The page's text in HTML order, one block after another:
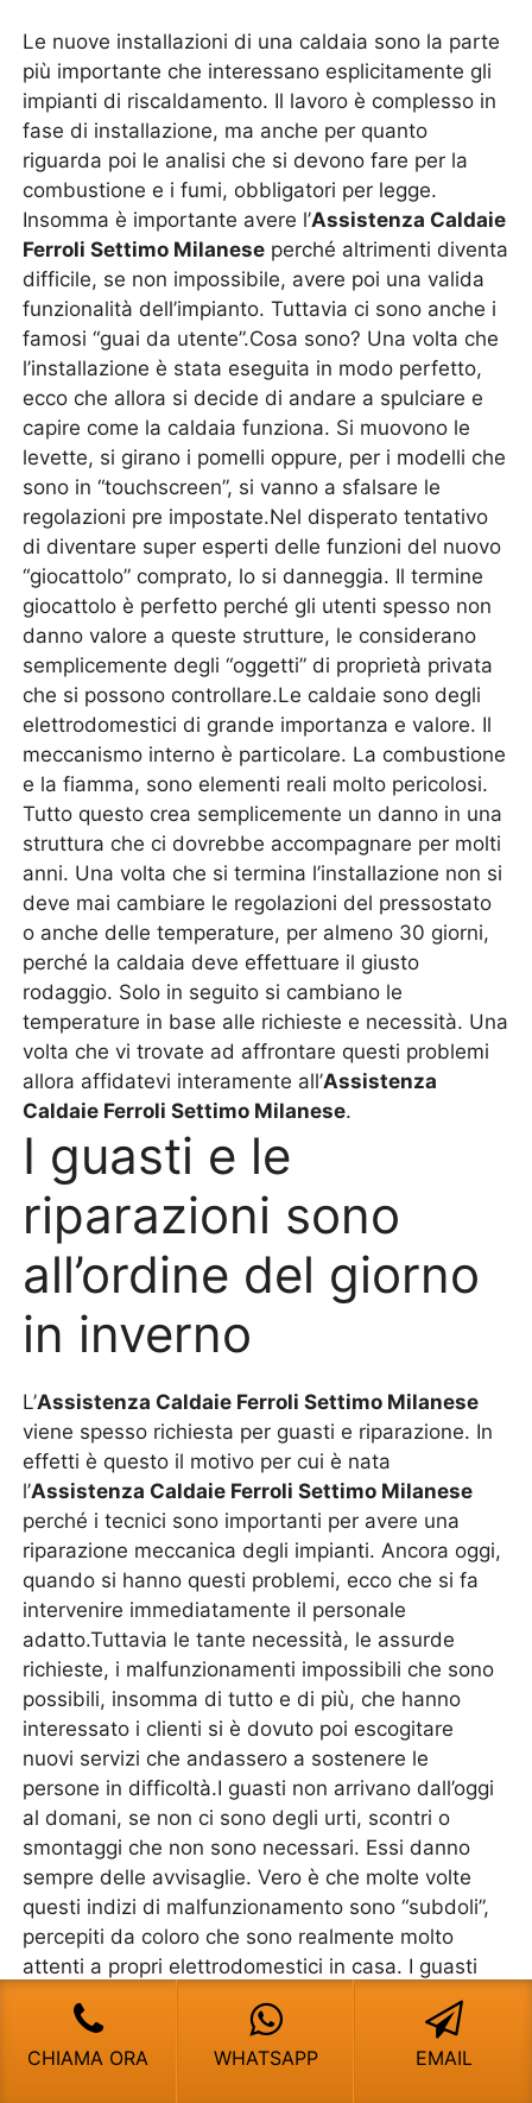
Le nuove installazioni di una caldaia sono la parte
più importante che interessano esplicitamente gli
impianti di riscaldamento. Il lavoro è complesso in
fase di installazione, ma anche per quanto
riguarda poi le analisi che si devono fare per la
combustione e i fumi, obbligatori per legge.
Insomma è importante avere l’Assistenza Caldaie
Ferroli Settimo Milanese perché altrimenti diventa
difficile, se non impossibile, avere poi una valida
funzionalità dell’impianto. Tuttavia ci sono anche i
famosi “guai da utente”.Cosa sono? Una volta che
l’installazione è stata eseguita in modo perfetto,
ecco che allora si decide di andare a spulciare e
capire come la caldaia funziona. Si muovono le
levette, si girano i pomelli oppure, per i modelli che
sono in “touchscreen”, si vanno a sfalsare le
regolazioni pre impostate.Nel disperato tentativo
di diventare super esperti delle funzioni del nuovo
“giocattolo” comprato, lo si danneggia. Il termine
giocattolo è perfetto perché gli utenti spesso non
danno valore a queste strutture, le considerano
semplicemente degli “oggetti” di proprietà privata
che si possono controllare.Le caldaie sono degli
elettrodomestici di grande importanza e valore. Il
meccanismo interno è particolare. La combustione
e la fiamma, sono elementi reali molto pericolosi.
Tutto questo crea semplicemente un danno in una
struttura che ci dovrebbe accompagnare per molti
anni. Una volta che si termina l’installazione non si
deve mai cambiare le regolazioni del pressostato
o anche delle temperature, per almeno 30 giorni,
perché la caldaia deve effettuare il giusto
rodaggio. Solo in seguito si cambiano le
temperature in base alle richieste e necessità. Una
volta che vi trovate ad affrontare questi problemi
allora affidatevi interamente all’Assistenza
Caldaie Ferroli Settimo Milanese.
I guasti e le
riparazioni sono
all’ordine del giorno
in inverno
L’Assistenza Caldaie Ferroli Settimo Milanese
viene spesso richiesta per guasti e riparazione. In
effetti è questo il motivo per cui è nata
l’Assistenza Caldaie Ferroli Settimo Milanese
perché i tecnici sono importanti per avere una
riparazione meccanica degli impianti. Ancora oggi,
quando si hanno questi problemi, ecco che si fa
intervenire immediatamente il personale
adatto.Tuttavia le tante necessità, le assurde
richieste, i malfunzionamenti impossibili che sono
possibili, insomma di tutto e di più, che hanno
interessato i clienti si è dovuto poi escogitare
nuovi servizi che andassero a sostenere le
persone in difficoltà.I guasti non arrivano dall’oggi
al domani, se non ci sono degli urti, scontri o
smontaggi che non sono necessari. Essi danno
sempre delle avvisaglie. Vero è che molte volte
questi indizi di malfunzionamento sono “subdoli”,
percepiti da coloro che sono realmente molto
attenti a propri elettrodomestici in casa. I guasti
derivano principalmente da surriscaldamenti, da
usure interne, da regolazioni che variano poi nel
movimento interno, dal pressostato, ventole e via
CHIAMA ORA WHATSAPP EMAIL